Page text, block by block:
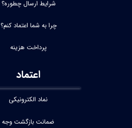
شرایط ارسال چطوره؟
چرا به شما اعتماد کنم؟
پرداخت هزینه
اعتماد
نماد الکترونیکی
ضمانت بازگشت وجه